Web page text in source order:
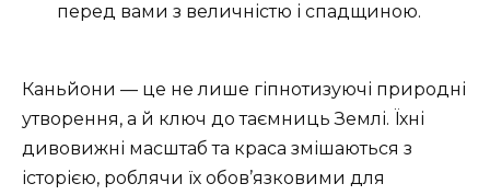
перед вами з величністю і спадщиною.
Каньйони — це не лише гіпнотизуючі природні
утворення, а й ключ до таємниць Землі. Їхні
дивовижні масштаб та краса змішаються з
історією, роблячи їх обов’язковими для